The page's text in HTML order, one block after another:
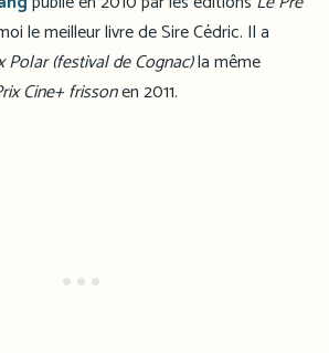
le meilleur livre de Sire Cédric. Il a
Polar (festival de Cognac)la même
Cine+ frissonen 2011.